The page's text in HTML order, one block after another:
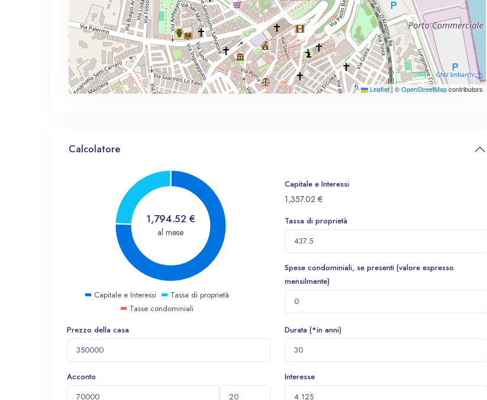
Leaflet| ©OpenStreetMapcontributors
Calcolatore
1,794.52 €
al mese
Capitale e Interessi
Tassa di proprietà
Tasse condominiali
Capitale e Interessi
1,357.02 €
Tassa di proprietà
Spese condominiali, se presenti (valore espresso
mensilmente)
Prezzo della casa
Acconto
Durata (*in anni)
Interesse